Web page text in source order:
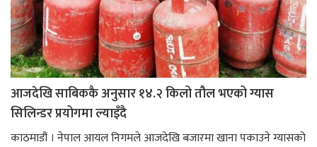
आजदेखि साबिककै अनुसार १४.२ किलो तौल भएको ग्यास
सिलिन्डर प्रयोगमा ल्याइँदै
काठमाडौं । नेपाल आयल निगमले आजदेखि बजारमा खाना पकाउने ग्यासको